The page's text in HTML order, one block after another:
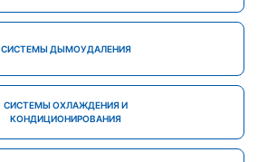
СИСТЕМЫ ДЫМОУДАЛЕНИЯ
СИСТЕМЫ ОХЛАЖДЕНИЯ И
КОНДИЦИОНИРОВАНИЯ